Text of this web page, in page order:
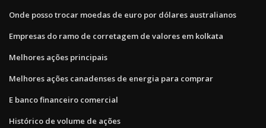
Onde posso trocar moedas de euro por dólares australianos
Empresas do ramo de corretagem de valores em kolkata
Melhores ações principais
Melhores ações canadenses de energia para comprar
E banco financeiro comercial
Histórico de volume de ações